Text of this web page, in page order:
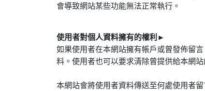
會導致網站某些功能無法正常執行。
使用者對個人資料擁有的權利 ►
如果使用者在本網站擁有帳戶或曾發佈留
料。使用者也可以要求清除曾提供給本網站
本網站會將使用者資料傳送至何處使用者